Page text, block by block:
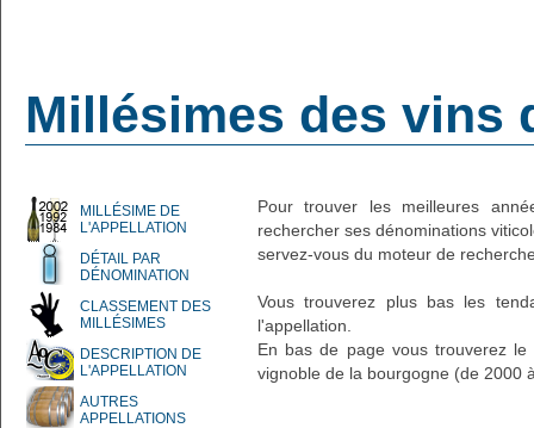
Millésimes des vins
MILLÉSIME DE
L'APPELLATION
DÉTAIL PAR
DÉNOMINATION
CLASSEMENT DES
MILLÉSIMES
DESCRIPTION DE
L'APPELLATION
AUTRES
APPELLATIONS
Pour trouver les meilleures
rechercher ses dénominations
servez-vous du moteur de
Vous trouverez plus bas les
l'appellation.
En bas de page vous trouverez
vignoble de la bourgogne (de 2000